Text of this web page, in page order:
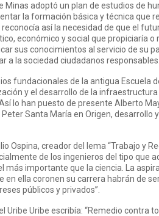
Minas adoptó un plan de estudios de
la formación básica y técnica que
así la necesidad de que el
económico y social que propiciaría o
sus conocimientos al servicio de su
a la sociedad ciudadanos responsables.
fundacionales de la antigua Escuela
y el desarrollo de la
lo han puesto de presente Alberto
Santa María en Origen, desarrollo
Ospina, creador del lema “Trabajo y
de los ingenieros del tipo que
importante que la ciencia. La
en ella coronen su carrera habrán de
públicos y privados”.
Uribe Uribe escribía: “Remedio contra